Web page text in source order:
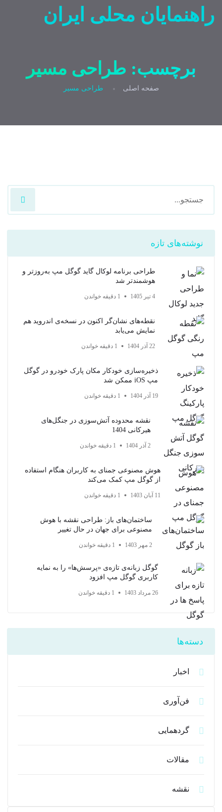
راهنمایان محلی ایران
برچسب: طراحی مسیر
صفحه اصلی طراحی مسیر
نوشته‌های تازه
طراحی برنامه لوکال گاید گوگل مپ به‌روزتر و
هوشمندتر شد
4 تیر 1405 1 دقیقه خواندن
نقطه‌های نشان‌گر اکنون در نسخه‌ی اندروید هم
نمایش می‌یابد
22 آذر 1404 1 دقیقه خواندن
ذخیره‌سازی خودکار مکان پارک خودرو در گوگل
مپ iOS ممکن شد
19 آذر 1404 1 دقیقه خواندن
نقشه محدوده آتش‌سوزی در جنگل‌های
هیرکانی 1404
2 آذر 1404 1 دقیقه خواندن
هوش مصنوعی جمنای به کاربران هنگام استفاده
از گوگل مپ کمک می‌کند
11 آبان 1403 1 دقیقه خواندن
ساختمان‌های باز: طراحی نقشه با هوش
مصنوعی برای جهان در حال تغییر
2 مهر 1403 1 دقیقه خواندن
گوگل زبانه‌ی تازه‌ی «پرسش‌ها» را به نمایه
کاربری گوگل مپ افزود
26 مرداد 1403 1 دقیقه خواندن
دسته‌ها
اخبار
فن‌آوری
گردهمایی
مقالات
نقشه